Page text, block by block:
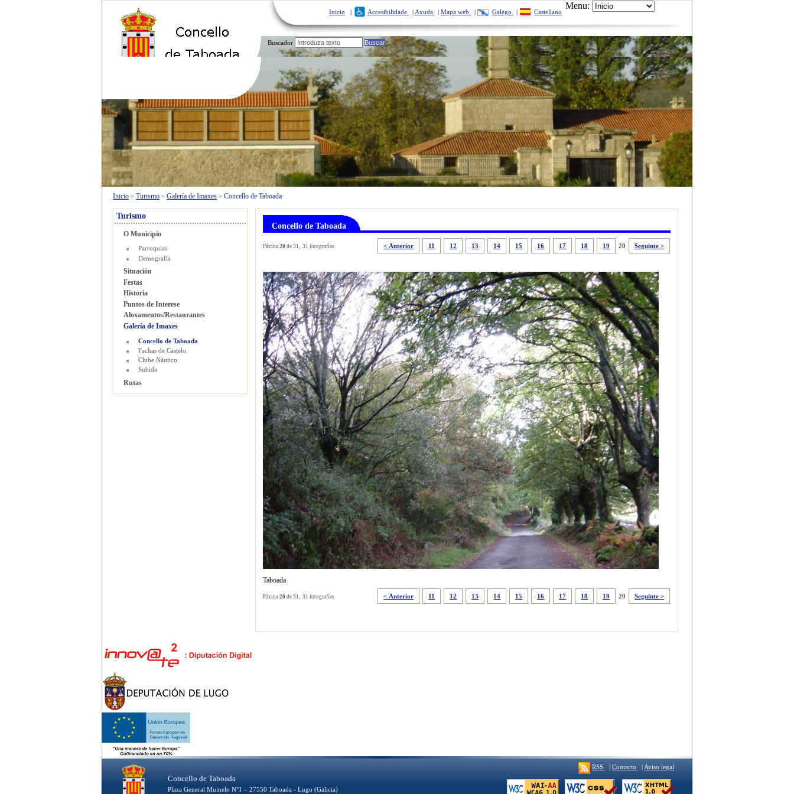
Inicio | Accesibilidade | Axuda |Mapa web | Galego | Castellano
Menu:
Buscador
O Concello Servizos Municipais Turismo Sede electrónica
Inicio »Turismo »Galería de Imaxes »Concello de Taboada
Turismo
O Municipio
Parroquias
Demografía
Situación
Festas
Historia
Puntos de Interese
Aloxamentos/Restaurantes
Galería de Imaxes
Concello de Taboada
Fachas de Castelo
Clube Náutico
Subida
Rutas
Concello de Taboada
Páxina20 de 31, 31 fotografías < Anterior 11 12 13 14 15 16 17 18 19 20 Seguinte >
Taboada
Páxina20 de 31, 31 fotografías < Anterior 11 12 13 14 15 16 17 18 19 20 Seguinte >
Concello de Taboada
Plaza General Muinelo N°1 – 27550 Taboada - Lugo (Galicia)
RSS Contacto Aviso legal